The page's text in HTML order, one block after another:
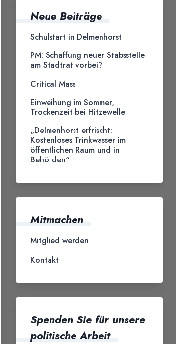
Neue Beiträge
Schulstart in Delmenhorst
PM: Schaffung neuer Stabsstelle
am Stadtrat vorbei?
Critical Mass
Einweihung im Sommer,
Trockenzeit bei Hitzewelle
„Delmenhorst erfrischt:
Kostenloses Trinkwasser im
öffentlichen Raum und in
Behörden“
Mitmachen
Mitglied werden
Kontakt
Spenden Sie für unsere
politische Arbeit